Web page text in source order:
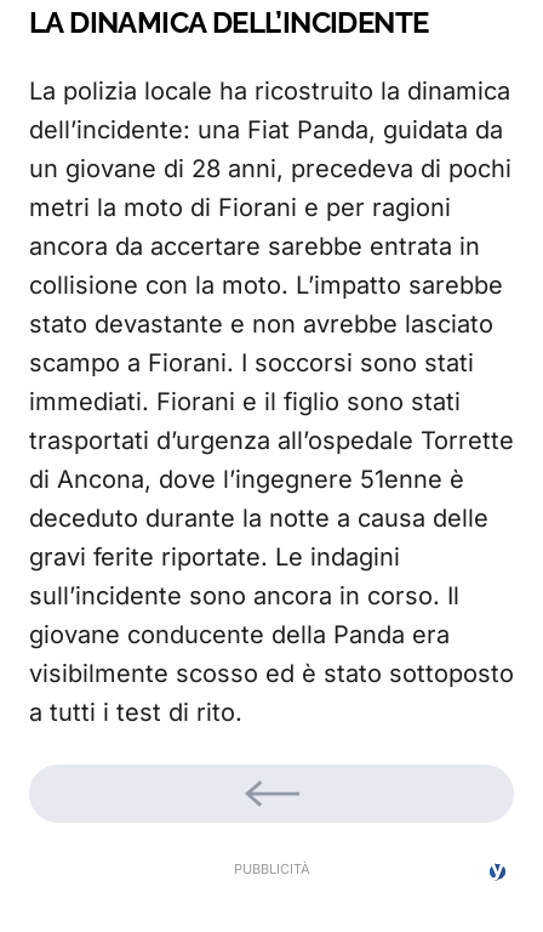
LA DINAMICA DELL’INCIDENTE
La polizia locale ha ricostruito la dinamica
dell’incidente: una Fiat Panda, guidata da
un giovane di 28 anni, precedeva di pochi
metri la moto di Fiorani e per ragioni
ancora da accertare sarebbe entrata in
collisione con la moto. L’impatto sarebbe
stato devastante e non avrebbe lasciato
scampo a Fiorani. I soccorsi sono stati
immediati. Fiorani e il figlio sono stati
trasportati d’urgenza all’ospedale Torrette
di Ancona, dove l’ingegnere 51enne è
deceduto durante la notte a causa delle
gravi ferite riportate. Le indagini
sull’incidente sono ancora in corso. Il
giovane conducente della Panda era
visibilmente scosso ed è stato sottoposto
a tutti i test di rito.